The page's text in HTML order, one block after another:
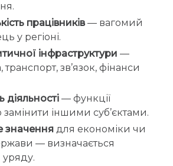
працівників — вагомий
у регіоні.
інфраструктури —
зв’язок, фінанси
діяльності — функції
іншими суб’єктами.
значення для економіки чи
— визначається